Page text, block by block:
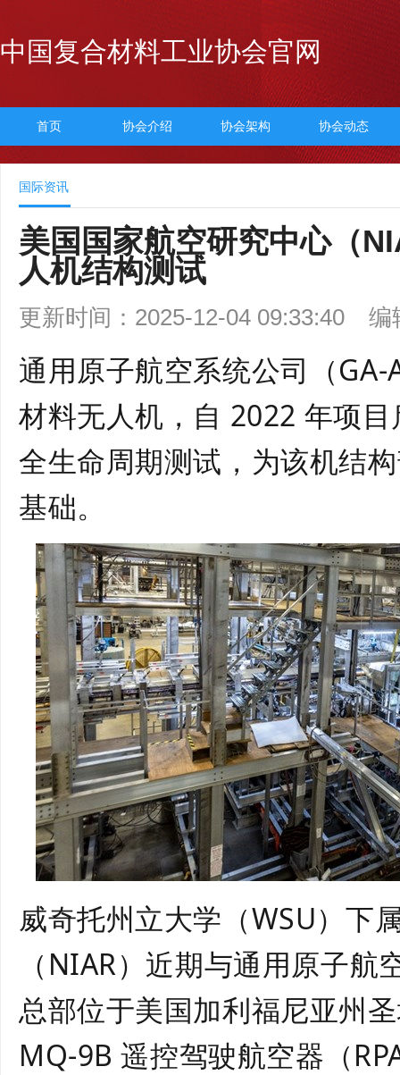
中国复合材料工业协会官网
首页 协会介绍 协会架构 协会动态
国际资讯
美国国家航空研究中心（
人机结构测试
更新时间：2025-12-04 09:33:40 编
通用原子航空系统公司（
材料无人机，自 2022 年项
全生命周期测试 ，为该机结
基础。
威奇托州立大学（WSU）下
（ NIAR）近期与通用原子航
总部位于美国加利福尼亚州
MQ-9B 遥控驾驶航空器（